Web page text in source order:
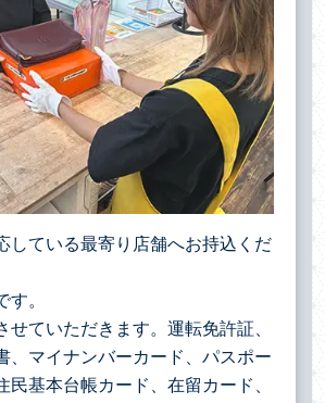
している最寄り店舗へお持込くだ
す。
ていただきます。運転免許証、
、マイナンバーカード、パスポー
民基本台帳カード、在留カード、